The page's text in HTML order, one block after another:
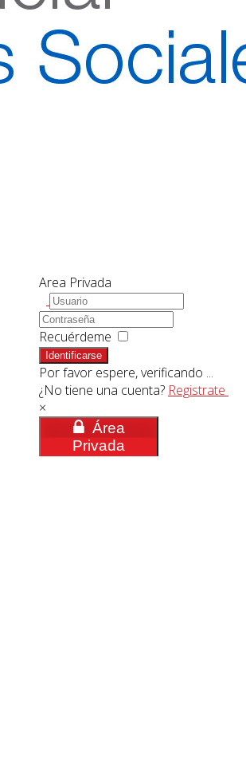
Area Privada
Recuérdeme
Identificarse
Por favor espere, verificando ...
¿No tiene una cuenta? Registrate
×
Área
Privada